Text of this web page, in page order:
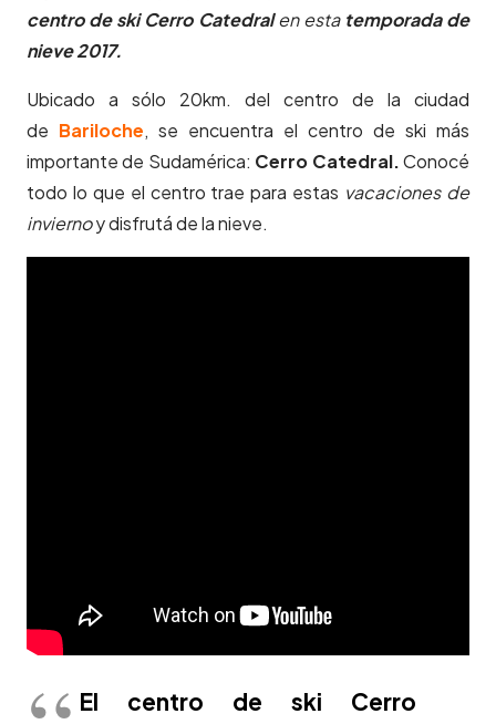
centro de ski Cerro Catedralen esta temporada de
nieve 2017.
Ubicado a sólo 20km. del centro de la ciudad
de Bariloche, se encuentra el centro de ski más
importante de Sudamérica: Cerro Catedral.Conocé
todo lo que el centro trae para estas vacaciones de
inviernoy disfrutá de la nieve.
El centro de ski Cerro